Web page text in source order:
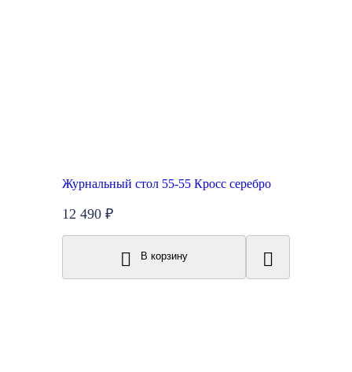
Журнальный стол 55-55 Кросс серебро
12 490 ₽
В корзину